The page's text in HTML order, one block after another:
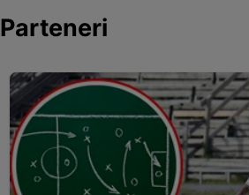
Parteneri